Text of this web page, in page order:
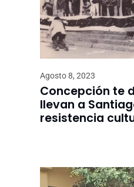
Agosto 8, 2023
Concepción te
llevan a
resistencia